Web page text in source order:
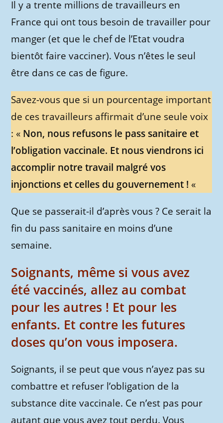
Il y a trente millions de travailleurs en
France qui ont tous besoin de travailler pour
manger (et que le chef de l’Etat voudra
bientôt faire vacciner). Vous n’êtes le seul
être dans ce cas de figure.
Savez-vous que si un pourcentage important
de ces travailleurs affirmait d’une seule voix
: « Non, nous refusons le pass sanitaire et
l’obligation vaccinale. Et nous viendrons ici
accomplir notre travail malgré vos
injonctions et celles du gouvernement ! «
Que se passerait-il d’après vous ? Ce serait la
fin du pass sanitaire en moins d’une
semaine.
Soignants, même si vous avez
été vaccinés, allez au combat
pour les autres ! Et pour les
enfants. Et contre les futures
doses qu’on vous imposera.
Soignants, il se peut que vous n’ayez pas su
combattre et refuser l’obligation de la
substance dite vaccinale. Ce n’est pas pour
autant que vous avez tout perdu. Vous